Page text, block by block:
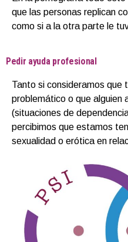
que las personas replican
como si a la otra parte le
Pedir ayuda profesional
Tanto si consideramos que
problemático o que alguien
(situaciones de
percibimos que estamos
sexualidad o erótica en